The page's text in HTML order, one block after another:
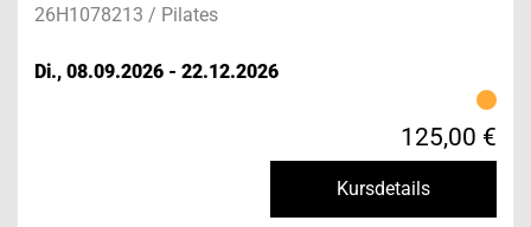
26H1078213 / Pilates
Di., 08.09.2026 - 22.12.2026
125,00 €
Kursdetails